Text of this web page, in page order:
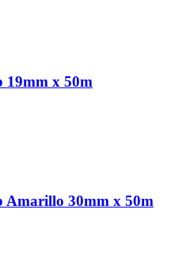
19mm x 50m
Amarillo 30mm x 50m